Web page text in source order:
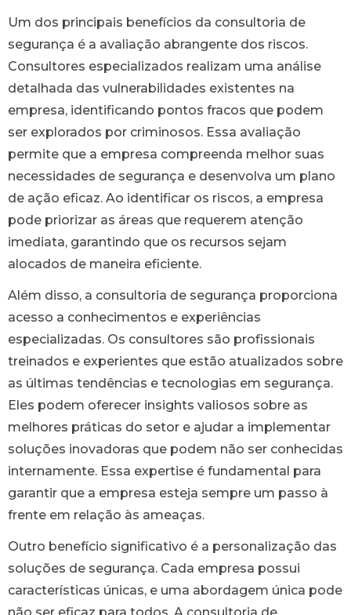
Um dos principais benefícios da consultoria de
segurança é a avaliação abrangente dos riscos.
Consultores especializados realizam uma análise
detalhada das vulnerabilidades existentes na
empresa, identificando pontos fracos que podem
ser explorados por criminosos. Essa avaliação
permite que a empresa compreenda melhor suas
necessidades de segurança e desenvolva um plano
de ação eficaz. Ao identificar os riscos, a empresa
pode priorizar as áreas que requerem atenção
imediata, garantindo que os recursos sejam
alocados de maneira eficiente.
Além disso, a consultoria de segurança proporciona
acesso a conhecimentos e experiências
especializadas. Os consultores são profissionais
treinados e experientes que estão atualizados sobre
as últimas tendências e tecnologias em segurança.
Eles podem oferecer insights valiosos sobre as
melhores práticas do setor e ajudar a implementar
soluções inovadoras que podem não ser conhecidas
internamente. Essa expertise é fundamental para
garantir que a empresa esteja sempre um passo à
frente em relação às ameaças.
Outro benefício significativo é a personalização das
soluções de segurança. Cada empresa possui
características únicas, e uma abordagem única pode